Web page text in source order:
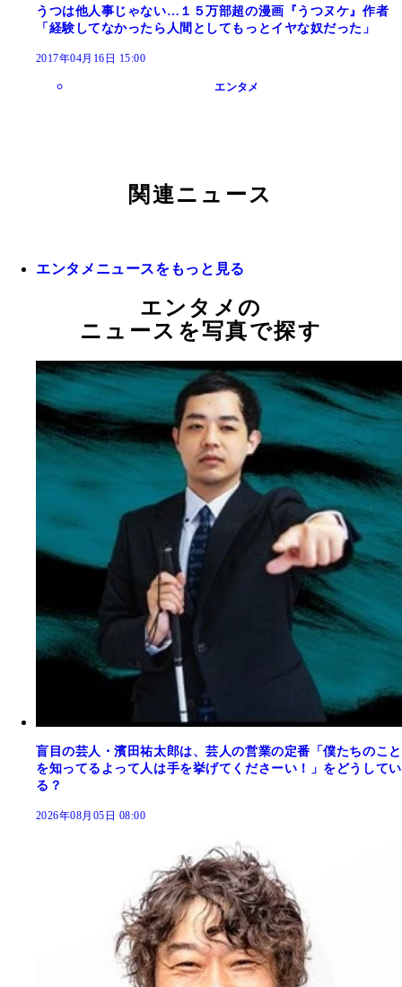
うつは他人事じゃない…１５万部超の漫画『うつヌケ』作者
「経験してなかったら人間としてもっとイヤな奴だった」
2017年04月16日 15:00
エンタメ
関連ニュース
エンタメニュースをもっと見る
エンタメの
ニュースを写真で探す
盲目の芸人・濱田祐太郎は、芸人の営業の定番「僕たちのこと
を知ってるよって人は手を挙げてくださーい！」をどうしてい
る？
2026年08月05日 08:00